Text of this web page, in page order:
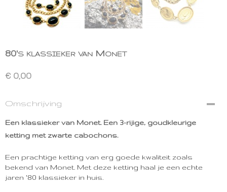
80's klassieker van Monet
€ 0,00
Omschrijving
Een klassieker van Monet. Een 3-rijige, goudkleurige
ketting met zwarte cabochons.
Een prachtige ketting van erg goede kwaliteit zoals
bekend van Monet. Met deze ketting haal je een echte
jaren '80 klassieker in huis.